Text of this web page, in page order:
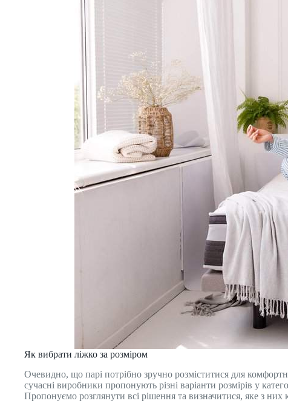
Як вибрати ліжко за розміром
Очевидно, що парі потрібно зручно розміститися для
сучасні виробники пропонують різні варіанти розмірів у
Пропонуємо розглянути всі рішення та визначитися, яке з